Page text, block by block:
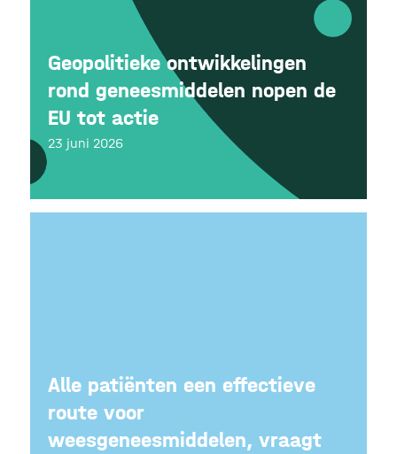
Geopolitieke ontwikkelingen
rond geneesmiddelen nopen de
EU tot actie
23 juni 2026
Alle patiënten een effectieve
route voor
weesgeneesmiddelen, vraagt